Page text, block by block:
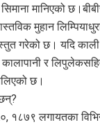
मानिएको
मुहान
गरेको छ। यदि काली
कालापानी र
छ।
१८७९ लगायतका